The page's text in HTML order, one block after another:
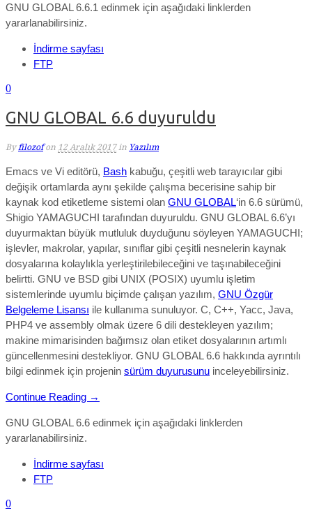
GNU GLOBAL 6.6.1 edinmek için aşağıdaki linklerden
yararlanabilirsiniz.
İndirme sayfası
FTP
0
GNU GLOBAL 6.6 duyuruldu
By filozof on 12 Aralık 2017 in Yazılım
Emacs ve Vi editörü, Bash kabuğu, çeşitli web tarayıcılar gibi
değişik ortamlarda aynı şekilde çalışma becerisine sahip bir
kaynak kod etiketleme sistemi olan GNU GLOBAL‘in 6.6 sürümü,
Shigio YAMAGUCHI tarafından duyuruldu. GNU GLOBAL 6.6’yı
duyurmaktan büyük mutluluk duyduğunu söyleyen YAMAGUCHI;
işlevler, makrolar, yapılar, sınıflar gibi çeşitli nesnelerin kaynak
dosyalarına kolaylıkla yerleştirilebileceğini ve taşınabileceğini
belirtti. GNU ve BSD gibi UNIX (POSIX) uyumlu işletim
sistemlerinde uyumlu biçimde çalışan yazılım, GNU Özgür
Belgeleme Lisansı ile kullanıma sunuluyor. C, C++, Yacc, Java,
PHP4 ve assembly olmak üzere 6 dili destekleyen yazılım;
makine mimarisinden bağımsız olan etiket dosyalarının artımlı
güncellenmesini destekliyor. GNU GLOBAL 6.6 hakkında ayrıntılı
bilgi edinmek için projenin sürüm duyurusunu inceleyebilirsiniz.
Continue Reading →
GNU GLOBAL 6.6 edinmek için aşağıdaki linklerden
yararlanabilirsiniz.
İndirme sayfası
FTP
0